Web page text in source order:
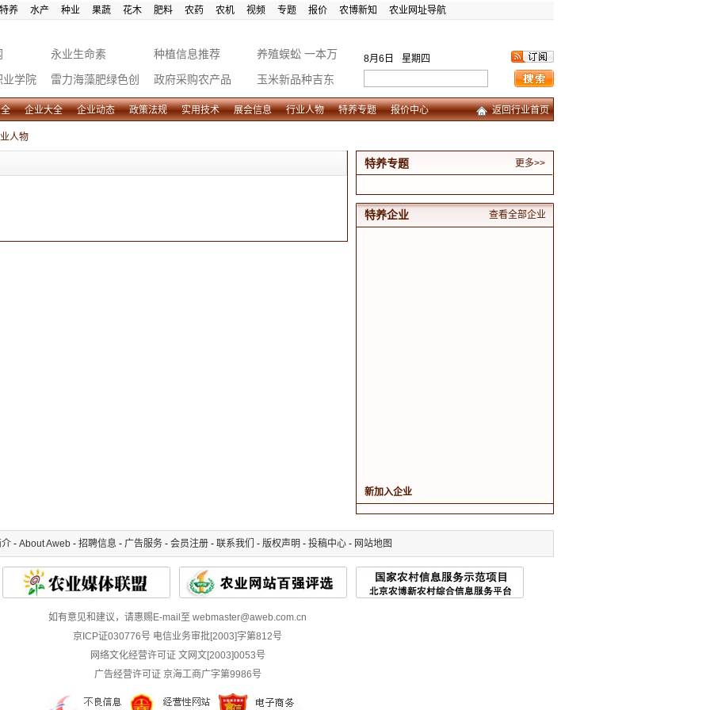
特养 水产 种业 果蔬 花木 肥料 农药 农机 视频 专题 报价 农博新知 农业网址导航
永业生命素 种植信息推荐
养殖蜈蚣 一本万
利
业学院
雷力海藻肥绿色创
富
政府采购农产品
玉米新品种吉东
28
8月6日 星期四
企业大全 企业动态 政策法规 实用技术 展会信息 行业人物 特养专题 报价中心 返回行业首页
人物
特养专题 更多>>
特养企业 查看全部企业
新加入企业
- About Aweb- 招聘信息- 广告服务- 会员注册- 联系我们 - 版权声明 - 投稿中心- 网站地图
如有意见和建议，请惠赐E-mail至 webmaster@aweb.com.cn
京ICP证030776号 电信业务审批[2003]字第812号
网络文化经营许可证 文网文[2003]0053号
广告经营许可证 京海工商广字第9986号